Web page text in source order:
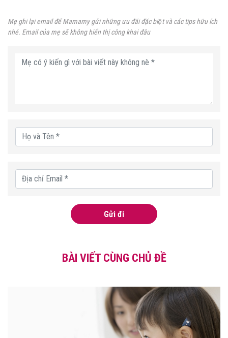
Mẹ ghi lại email để Mamamy gửi những ưu đãi đặc biệt và các tips hữu ích
nhé. Email của mẹ sẽ không hiển thị công khai đâu
Gửi đi
BÀI VIẾT CÙNG CHỦ ĐỀ